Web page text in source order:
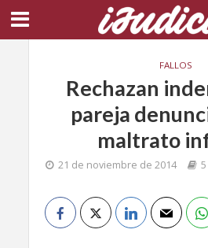
FALLOS
Rechazan
pareja
maltrato
21 de noviembre de 2014